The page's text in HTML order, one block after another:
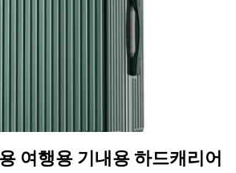
여행용 기내용 하드캐리어